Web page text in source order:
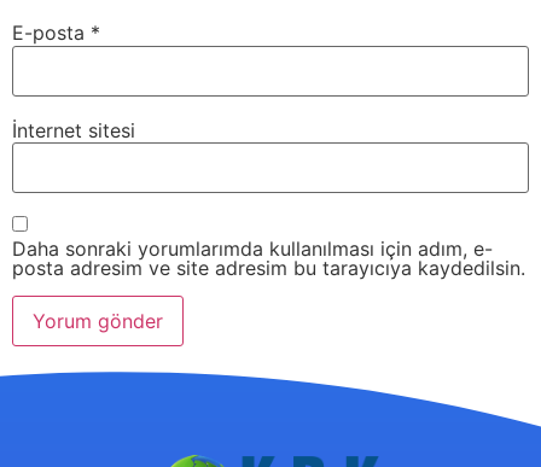
E-posta *
İnternet sitesi
Daha sonraki yorumlarımda kullanılması için adım, e-
posta adresim ve site adresim bu tarayıcıya kaydedilsin.